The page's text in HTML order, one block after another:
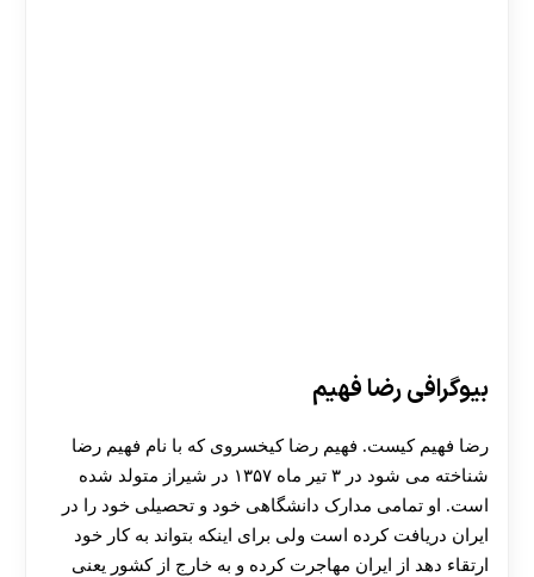
بیوگرافی رضا فهیم
رضا فهیم کیست. فهیم رضا کیخسروی که با نام فهیم رضا
شناخته می شود در ۳ تیر ماه ۱۳۵۷ در شیراز متولد شده
است. او تمامی مدارک دانشگاهی خود و تحصیلی خود را در
ایران دریافت کرده است ولی برای اینکه بتواند به کار خود
ارتقاء دهد از ایران مهاجرت کرده و به خارج از کشور یعنی